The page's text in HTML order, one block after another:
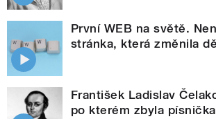
První WEB na světě.
stránka, která změnila
František Ladislav
po kterém zbyla písnička